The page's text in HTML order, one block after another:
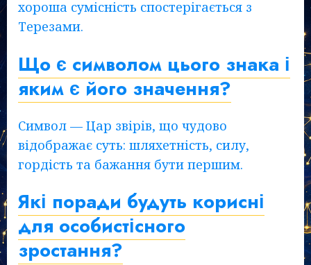
хороша сумісність спостерігається з
Терезами.
Що є символом цього знака і
яким є його значення?
Символ — Цар звірів, що чудово
відображає суть: шляхетність, силу,
гордість та бажання бути першим.
Які поради будуть корисні
для особистісного
зростання?